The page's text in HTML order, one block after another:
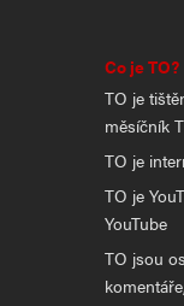
Co je TO?
TO je
měsíčník
TO je
TO je
YouTube
TO jsou